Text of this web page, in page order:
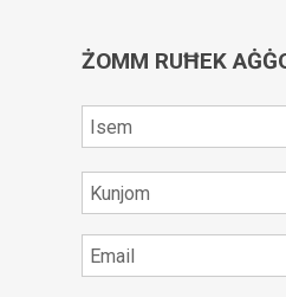
ŻOMM RUĦEK